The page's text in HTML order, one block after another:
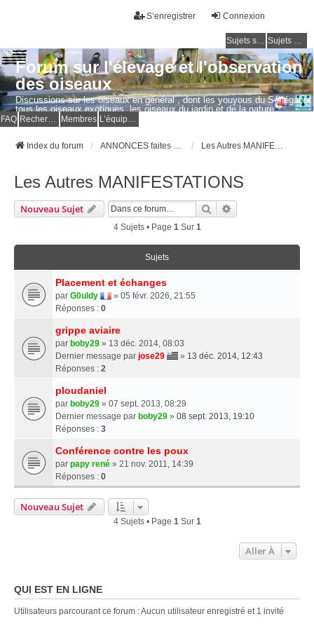
Connexion
S’enregistrer
Sujets sans réponse Sujets actifs
Forum sur l'élevage et l'observation
des oiseaux
Discussions sur les oiseaux en général , dont les youyous du Sénégal et
tous les oiseaux exotiques, les oiseaux du jardin et de la nature.
Questions, photos, expériences.
FAQ Membres
Index du forum
Les Autres MANIFESTATIONS
Nouveau Sujet Rechercher
4 Sujets • Page 1 Sur 1
Sujets
Placement et échanges
par G0uldy
» 05 févr. 2026, 21:55
Réponses : 0
grippe aviaire
par boby29 » 13 déc. 2014, 08:03
Dernier message par jose29 » 13 déc. 2014, 12:43
Réponses : 2
ploudaniel
par boby29 » 07 sept. 2013, 08:29
Dernier message par boby29 » 08 sept. 2013, 19:10
Réponses : 3
Conférence contre les poux
par papy rené » 21 nov. 2011, 14:39
Réponses : 0
Nouveau Sujet
4 Sujets • Page 1 Sur 1
Aller À
QUI EST EN LIGNE
Utilisateurs parcourant ce forum : Aucun utilisateur enregistré et 1 invité